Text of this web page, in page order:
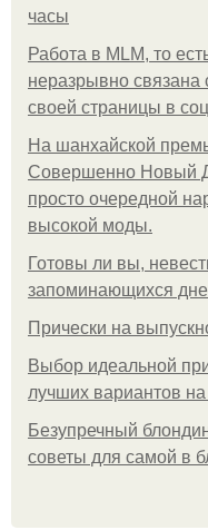
часы
Работа в MLM, то
неразрывно связана
своей страницы в
На шанхайской
Совершенно Новый
просто очередной
высокой моды.
Готовы ли вы,
запоминающихся
Прически на
Выбор идеальной
лучших вариантов на
Безупречный
советы для самой в